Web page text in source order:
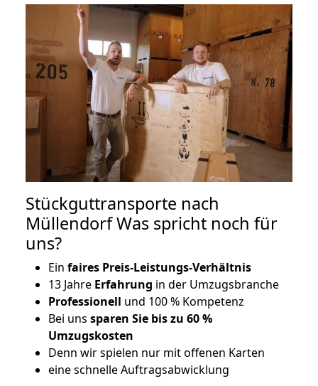
Stückguttransporte nach
Müllendorf Was spricht noch für
uns?
Ein faires Preis-Leistungs-Verhältnis
13 Jahre Erfahrung in der Umzugsbranche
Professionell und 100 % Kompetenz
Bei uns sparen Sie bis zu 60 %
Umzugskosten
Denn wir spielen nur mit offenen Karten
eine schnelle Auftragsabwicklung